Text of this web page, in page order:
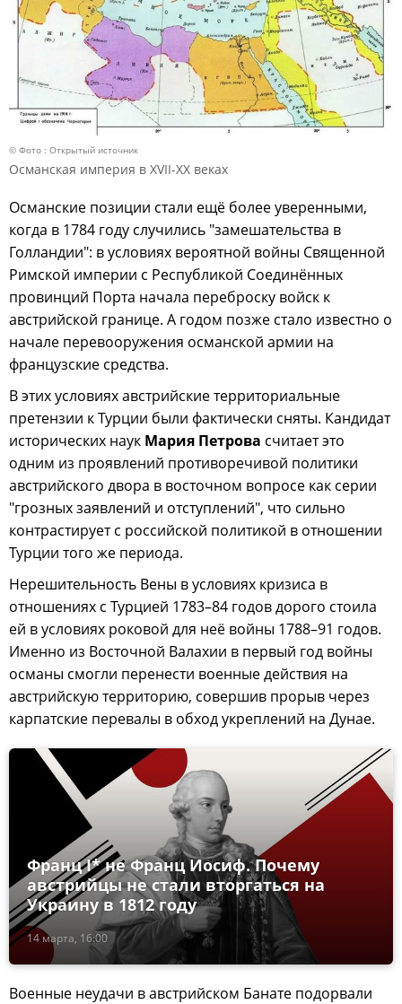
© Фото : Открытый источник
Османская империя в XVII-XX веках
Османские позиции стали ещё более уверенными,
когда в 1784 году случились "замешательства в
Голландии": в условиях вероятной войны Священной
Римской империи с Республикой Соединённых
провинций Порта начала переброску войск к
австрийской границе. А годом позже стало известно о
начале перевооружения османской армии на
французские средства.
В этих условиях австрийские территориальные
претензии к Турции были фактически сняты. Кандидат
исторических наук Мария Петрова считает это
одним из проявлений противоречивой политики
австрийского двора в восточном вопросе как серии
"грозных заявлений и отступлений", что сильно
контрастирует с российской политикой в отношении
Турции того же периода.
Нерешительность Вены в условиях кризиса в
отношениях с Турцией 1783–84 годов дорого стоила
ей в условиях роковой для неё войны 1788–91 годов.
Именно из Восточной Валахии в первый год войны
османы смогли перенести военные действия на
австрийскую территорию, совершив прорыв через
карпатские перевалы в обход укреплений на Дунае.
14 марта, 16:00
Франц I* не Франц Иосиф. Почему
австрийцы не стали вторгаться на
Украину в 1812 году
Военные неудачи в австрийском Банате подорвали